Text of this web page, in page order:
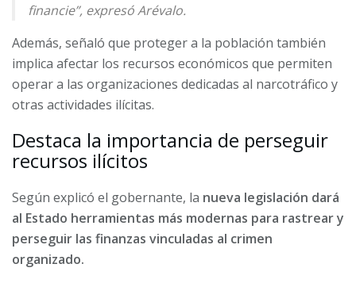
financie”, expresó Arévalo.
Además, señaló que proteger a la población también
implica afectar los recursos económicos que permiten
operar a las organizaciones dedicadas al narcotráfico y
otras actividades ilícitas.
Destaca la importancia de perseguir
recursos ilícitos
Según explicó el gobernante, la nueva legislación dará
al Estado herramientas más modernas para rastrear y
perseguir las finanzas vinculadas al crimen
organizado.